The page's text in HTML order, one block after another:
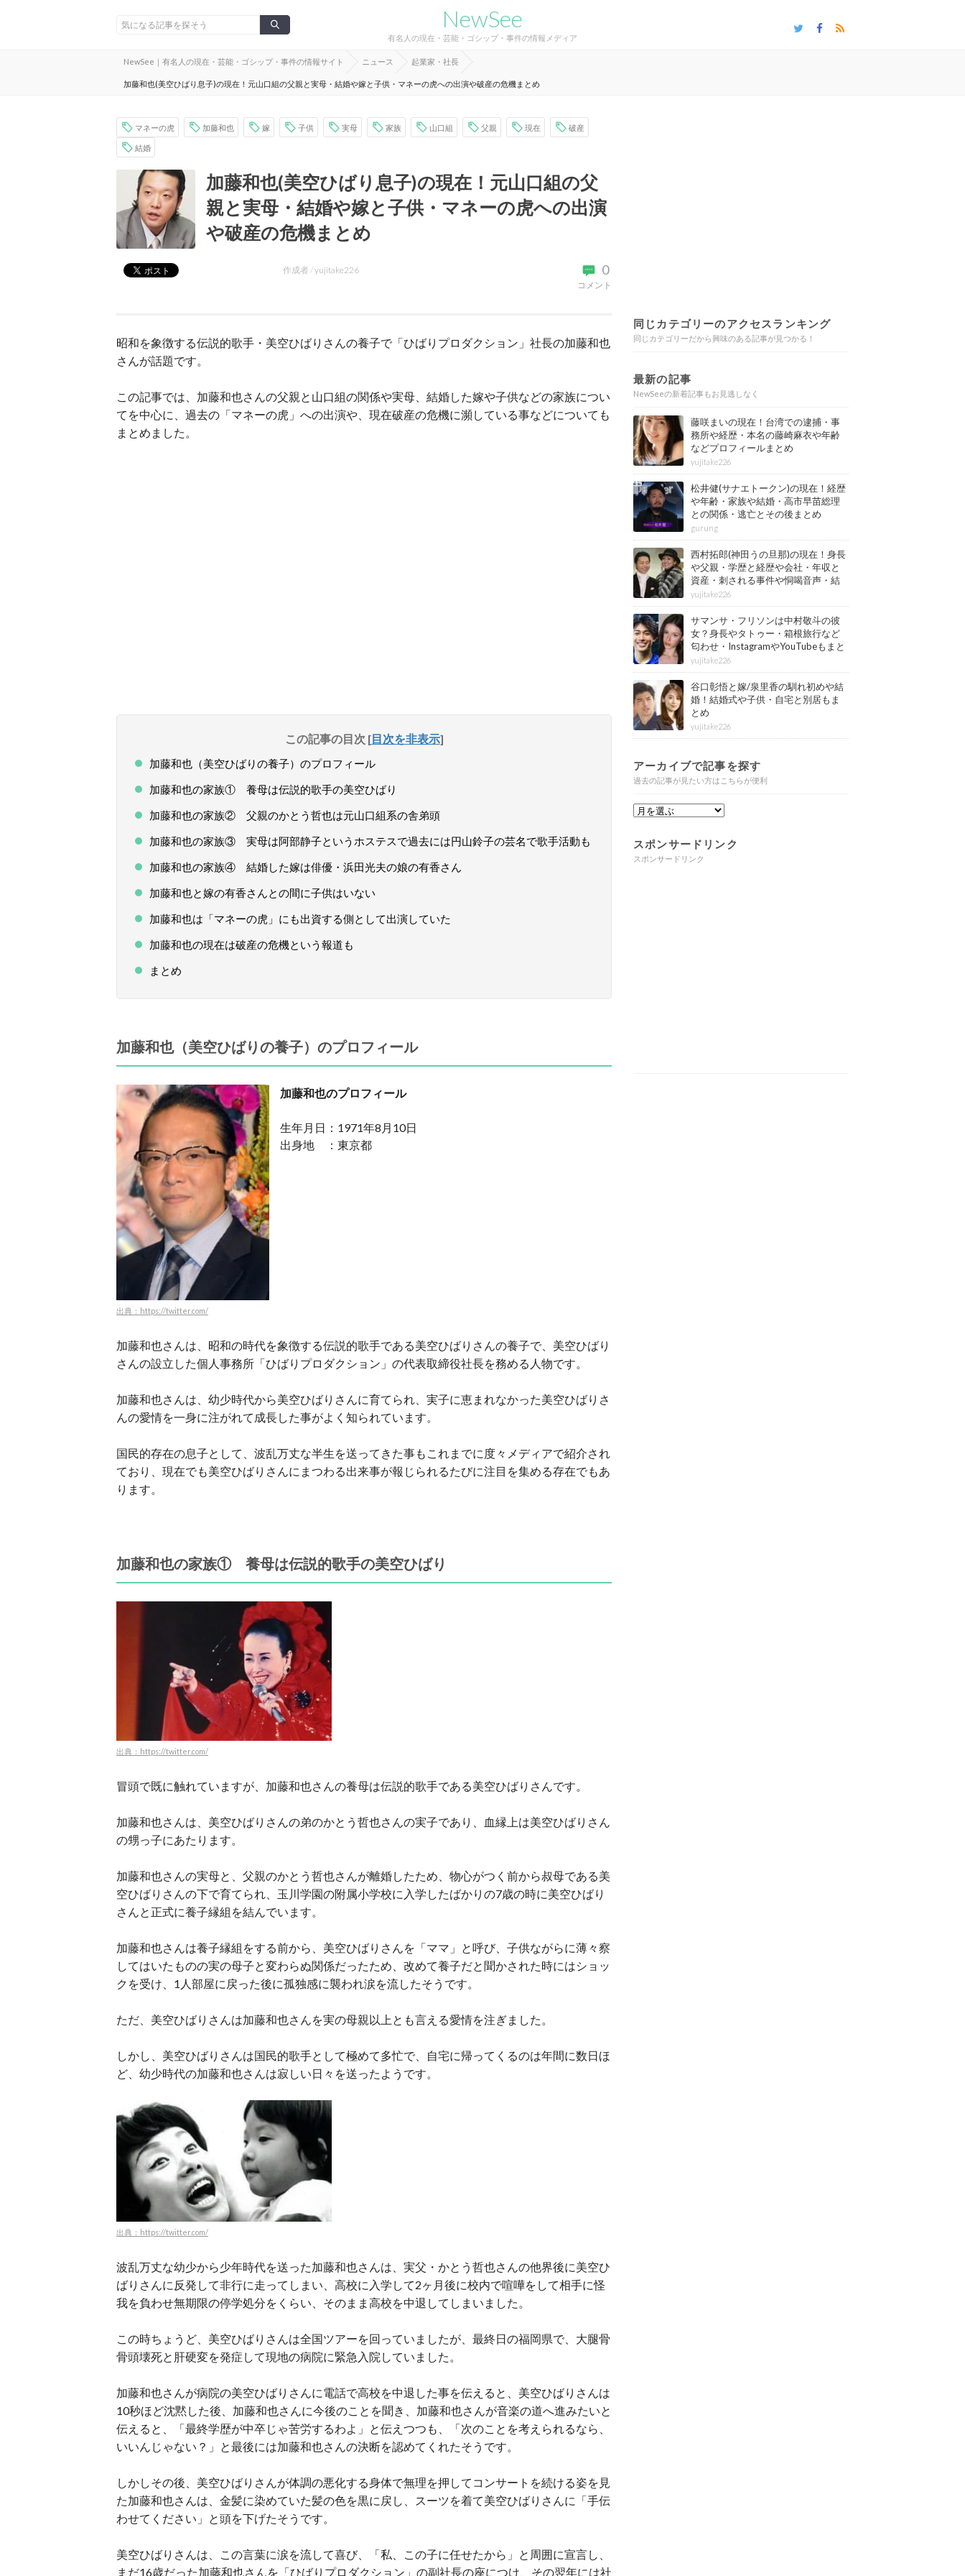
NewSee
有名人の現在・芸能・ゴシップ・事件の情報メディア
NewSee｜有名人の現在・芸能・ゴシップ・事件の情報サイト ニュース 起業家・社長
加藤和也(美空ひばり息子)の現在！元山口組の父親と実母・結婚や嫁と子供・マネーの虎への出演や破産の危機まとめ
マネーの虎 加藤和也 嫁 子供 実母 家族 山口組 父親 現在 破産
結婚
加藤和也(美空ひばり息子)の現在！元山口組の父
親と実母・結婚や嫁と子供・マネーの虎への出演
や破産の危機まとめ
0
コメント
作成者 /yujitake226
昭和を象徴する伝説的歌手・美空ひばりさんの養子で「ひばりプロダクション」社長の加藤和也
さんが話題です。
この記事では、加藤和也さんの父親と山口組の関係や実母、結婚した嫁や子供などの家族につい
てを中心に、過去の「マネーの虎」への出演や、現在破産の危機に瀕している事などについても
まとめました。
この記事の目次 [目次を非表示]
加藤和也（美空ひばりの養子）のプロフィール
加藤和也の家族① 養母は伝説的歌手の美空ひばり
加藤和也の家族② 父親のかとう哲也は元山口組系の舎弟頭
加藤和也の家族③ 実母は阿部静子というホステスで過去には円山鈴子の芸名で歌手活動も
加藤和也の家族④ 結婚した嫁は俳優・浜田光夫の娘の有香さん
加藤和也と嫁の有香さんとの間に子供はいない
加藤和也は「マネーの虎」にも出資する側として出演していた
加藤和也の現在は破産の危機という報道も
まとめ
加藤和也（美空ひばりの養子）のプロフィール
出典：https://twitter.com/
加藤和也のプロフィール
生年月日：1971年8月10日
出身地 ：東京都
加藤和也さんは、昭和の時代を象徴する伝説的歌手である美空ひばりさんの養子で、美空ひばり
さんの設立した個人事務所「ひばりプロダクション」の代表取締役社長を務める人物です。
加藤和也さんは、幼少時代から美空ひばりさんに育てられ、実子に恵まれなかった美空ひばりさ
んの愛情を一身に注がれて成長した事がよく知られています。
国民的存在の息子として、波乱万丈な半生を送ってきた事もこれまでに度々メディアで紹介され
ており、現在でも美空ひばりさんにまつわる出来事が報じられるたびに注目を集める存在でもあ
ります。
加藤和也の家族① 養母は伝説的歌手の美空ひばり
出典：https://twitter.com/
冒頭で既に触れていますが、加藤和也さんの養母は伝説的歌手である美空ひばりさんです。
加藤和也さんは、美空ひばりさんの弟のかとう哲也さんの実子であり、血縁上は美空ひばりさん
の甥っ子にあたります。
加藤和也さんの実母と、父親のかとう哲也さんが離婚したため、物心がつく前から叔母である美
空ひばりさんの下で育てられ、玉川学園の附属小学校に入学したばかりの7歳の時に美空ひばり
さんと正式に養子縁組を結んでいます。
加藤和也さんは養子縁組をする前から、美空ひばりさんを「ママ」と呼び、子供ながらに薄々察
してはいたものの実の母子と変わらぬ関係だったため、改めて養子だと聞かされた時にはショッ
クを受け、1人部屋に戻った後に孤独感に襲われ涙を流したそうです。
ただ、美空ひばりさんは加藤和也さんを実の母親以上とも言える愛情を注ぎました。
しかし、美空ひばりさんは国民的歌手として極めて多忙で、自宅に帰ってくるのは年間に数日ほ
ど、幼少時代の加藤和也さんは寂しい日々を送ったようです。
出典：https://twitter.com/
波乱万丈な幼少から少年時代を送った加藤和也さんは、実父・かとう哲也さんの他界後に美空ひ
ばりさんに反発して非行に走ってしまい、高校に入学して2ヶ月後に校内で喧嘩をして相手に怪
我を負わせ無期限の停学処分をくらい、そのまま高校を中退してしまいました。
この時ちょうど、美空ひばりさんは全国ツアーを回っていましたが、最終日の福岡県で、大腿骨
骨頭壊死と肝硬変を発症して現地の病院に緊急入院していました。
加藤和也さんが病院の美空ひばりさんに電話で高校を中退した事を伝えると、美空ひばりさんは
10秒ほど沈黙した後、加藤和也さんに今後のことを聞き、加藤和也さんが音楽の道へ進みたいと
伝えると、「最終学歴が中卒じゃ苦労するわよ」と伝えつつも、「次のことを考えられるなら、
いいんじゃない？」と最後には加藤和也さんの決断を認めてくれたそうです。
しかしその後、美空ひばりさんが体調の悪化する身体で無理を押してコンサートを続ける姿を見
た加藤和也さんは、金髪に染めていた髪の色を黒に戻し、スーツを着て美空ひばりさんに「手伝
わせてください」と頭を下げたそうです。
美空ひばりさんは、この言葉に涙を流して喜び、「私、この子に任せたから」と周囲に宣言し、
まだ16歳だった加藤和也さんを「ひばりプロダクション」の副社長の座につけ、その翌年には社
同じカテゴリーのアクセスランキング
同じカテゴリーだから興味のある記事が見つかる！
最新の記事
NewSeeの新着記事もお見逃しなく
藤咲まいの現在！台湾での逮捕・事
務所や経歴・本名の藤崎麻衣や年齢
などプロフィールまとめ
yujitake226
松井健(サナエトークン)の現在！経歴
や年齢・家族や結婚・高市早苗総理
との関係・逃亡とその後まとめ
gurung
西村拓郎(神田うの旦那)の現在！身長
や父親・学歴と経歴や会社・年収と
資産・刺される事件や恫喝音声・結
婚と子供や自宅・脳梗塞の病気もま
とめ
yujitake226
サマンサ・フリソンは中村敬斗の彼
女？身長やタトゥー・箱根旅行など
匂わせ・InstagramやYouTubeもまと
め
yujitake226
谷口彰悟と嫁/泉里香の馴れ初めや結
婚！結婚式や子供・自宅と別居もま
とめ
yujitake226
アーカイブで記事を探す
過去の記事が見たい方はこちらが便利
スポンサードリンク
スポンサードリンク